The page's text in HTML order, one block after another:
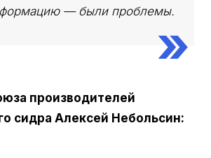
— были проблемы.
производителей
сидра Алексей Небольсин: